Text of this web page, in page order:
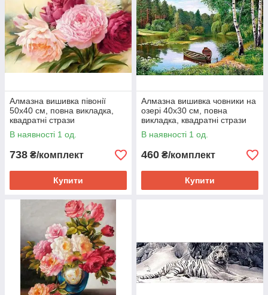
Алмазна вишивка півонії
50х40 см, повна викладка,
квадратні стрази
В наявності 1 од.
738 ₴/комплект
Купити
Алмазна вишивка човники на
озері 40х30 см, повна
викладка, квадратні стрази
Huacan
В наявності 1 од.
460 ₴/комплект
Купити